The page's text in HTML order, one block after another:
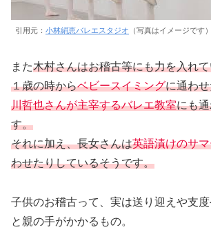
引用元： 小林絹恵バレエスタジオ （写真はイメージです）
また木村さんはお稽古等にも力を入れ
１歳の時からベビースイミングに通わ
川哲也さんが主宰するバレエ教室にも
す。
それに加え、長女さんは英語漬けのサ
わせたりしているそうです。
子供のお稽古って、実は送り迎えや支
と親の手がかかるもの。